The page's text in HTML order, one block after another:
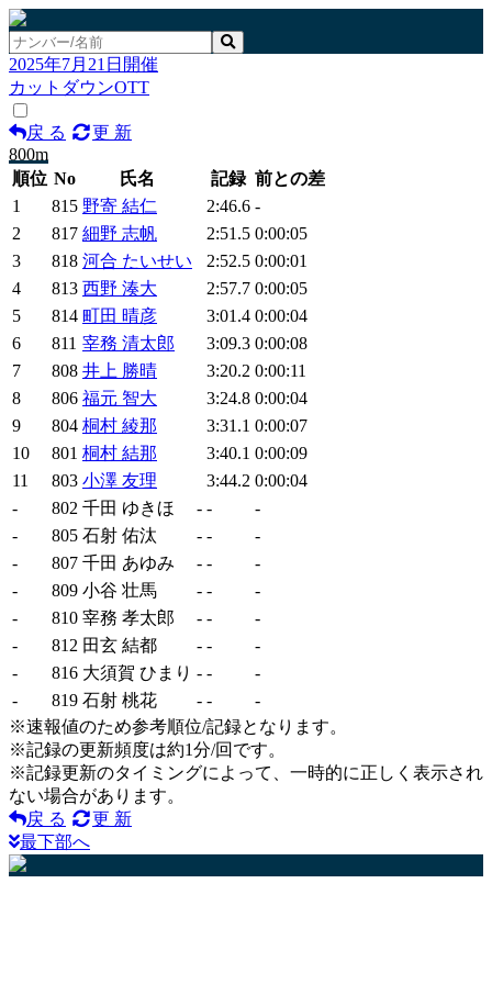
2025年7月21日開催
カットダウンOTT
戻 る
更 新
800m
順位 No 氏名 記録 前との差
1
815 野寄 結仁 2:46.6 -
2
817 細野 志帆 2:51.5 0:00:05
3
818 河合 たいせい 2:52.5 0:00:01
4
813 西野 湊大 2:57.7 0:00:05
5
814 町田 晴彦 3:01.4 0:00:04
6
811 宰務 清太郎 3:09.3 0:00:08
7
808 井上 勝晴 3:20.2 0:00:11
8
806 福元 智大 3:24.8 0:00:04
9
804 桐村 綾那 3:31.1 0:00:07
10
801 桐村 結那 3:40.1 0:00:09
11
803 小澤 友理 3:44.2 0:00:04
-
802 千田 ゆきほ - -
-
-
805 石射 佑汰 - -
-
-
807 千田 あゆみ - -
-
-
809 小谷 壮馬 - -
-
-
810 宰務 孝太郎 - -
-
-
812 田玄 結都 - -
-
-
816 大須賀 ひまり - -
-
-
819 石射 桃花 - -
-
※速報値のため参考順位/記録となります。
※記録の更新頻度は約1分/回です。
※記録更新のタイミングによって、一時的に正しく表示され
ない場合があります。
戻 る
更 新
最下部へ